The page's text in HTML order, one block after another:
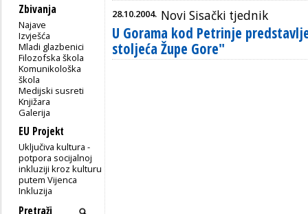
Zbivanja
Najave
Izvješća
Mladi glazbenici
Filozofska škola
Komunikološka
škola
Medijski susreti
Knjižara
Galerija
EU Projekt
Uključiva kultura -
potpora socijalnoj
inkluziji kroz kulturu
putem Vijenca
Inkluzija
28.10.2004. Novi Sisački tjednik
U Gorama kod Petrinje
stoljeća Župe Gore"